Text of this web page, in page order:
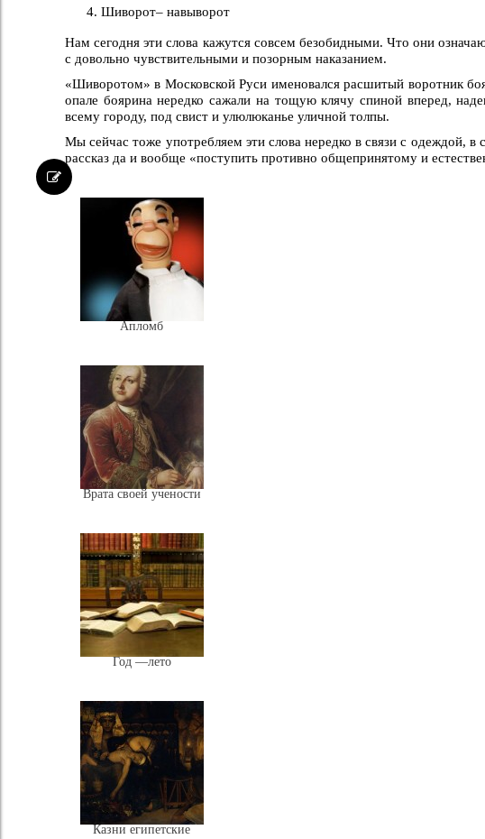
Шиворот– навыворот
Нам сегодня эти слова кажутся совсем безобидными. Что они
с довольно чувствительными и позорным наказанием.
«Шиворотом» в Московской Руси именовался расшитый воротник
опале боярина нередко сажали на тощую клячу спиной вперед,
всему городу, под свист и улюлюканье уличной толпы.
Мы сейчас тоже употребляем эти слова нередко в связи с одеждой,
рассказ да и вообще «поступить противно общепринятому и
Апломб
Врата своей учености
Год —лето
Казни египетские